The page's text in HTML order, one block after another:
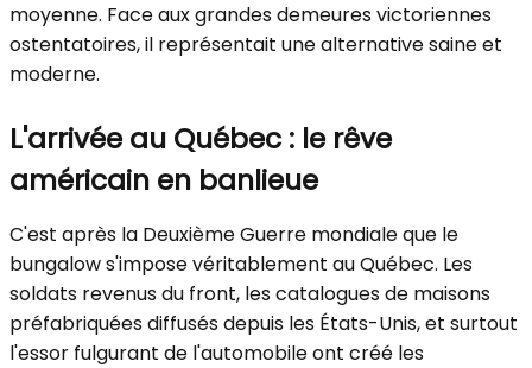
moyenne. Face aux grandes demeures victoriennes
ostentatoires, il représentait une alternative saine et
moderne.
L'arrivée au Québec : le rêve
américain en banlieue
C'est après la Deuxième Guerre mondiale que le
bungalow s'impose véritablement au Québec. Les
soldats revenus du front, les catalogues de maisons
préfabriquées diffusés depuis les États-Unis, et surtout
l'essor fulgurant de l'automobile ont créé les